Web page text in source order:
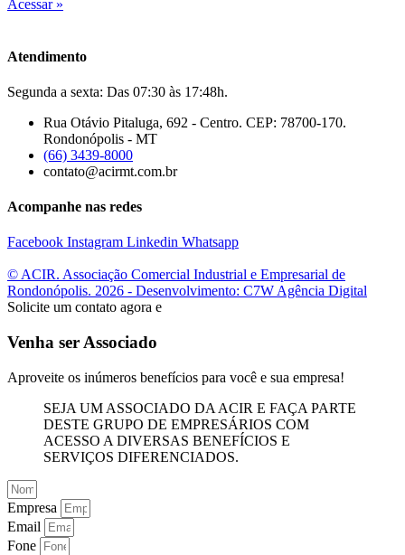
Acessar »
Atendimento
Segunda a sexta: Das 07:30 às 17:48h.
Rua Otávio Pitaluga, 692 - Centro. CEP: 78700-170.
Rondonópolis - MT
(66) 3439-8000
contato@acirmt.com.br
Acompanhe nas redes
Facebook Instagram Linkedin Whatsapp
© ACIR. Associação Comercial Industrial e Empresarial de
Rondonópolis. 2026 - Desenvolvimento: C7W Agência Digital
Solicite um contato agora e
Venha ser Associado
Aproveite os inúmeros benefícios para você e sua empresa!
SEJA UM ASSOCIADO DA ACIR E FAÇA PARTE
DESTE GRUPO DE EMPRESÁRIOS COM
ACESSO A DIVERSAS BENEFÍCIOS E
SERVIÇOS DIFERENCIADOS.
Empresa
Email
Fone